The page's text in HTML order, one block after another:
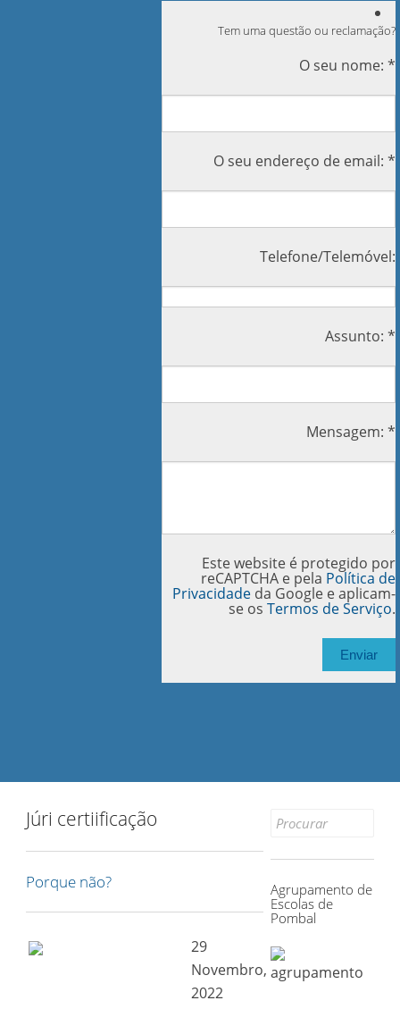
Tem uma questão ou reclamação?
O seu nome: *
O seu endereço de email: *
Telefone/Telemóvel:
Assunto: *
Mensagem: *
Este website é protegido por
reCAPTCHA e pela Política de
Privacidade da Google e aplicam-
se osTermos de Serviço.
Júri certiificação
Porque não?
29
Novembro,
2022
Search for:
Agrupamento de
Escolas de
Pombal